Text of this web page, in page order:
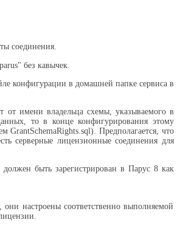
соединения.
без кавычек.
конфигурации в домашней папке сервиса в
от имени владельца схемы, указываемого в
то в конце конфигурирования этому
Предполагается, что
серверные лицензионные соединения для
должен быть зарегистрирован в Парус 8 как
они настроены соответственно выполняемой